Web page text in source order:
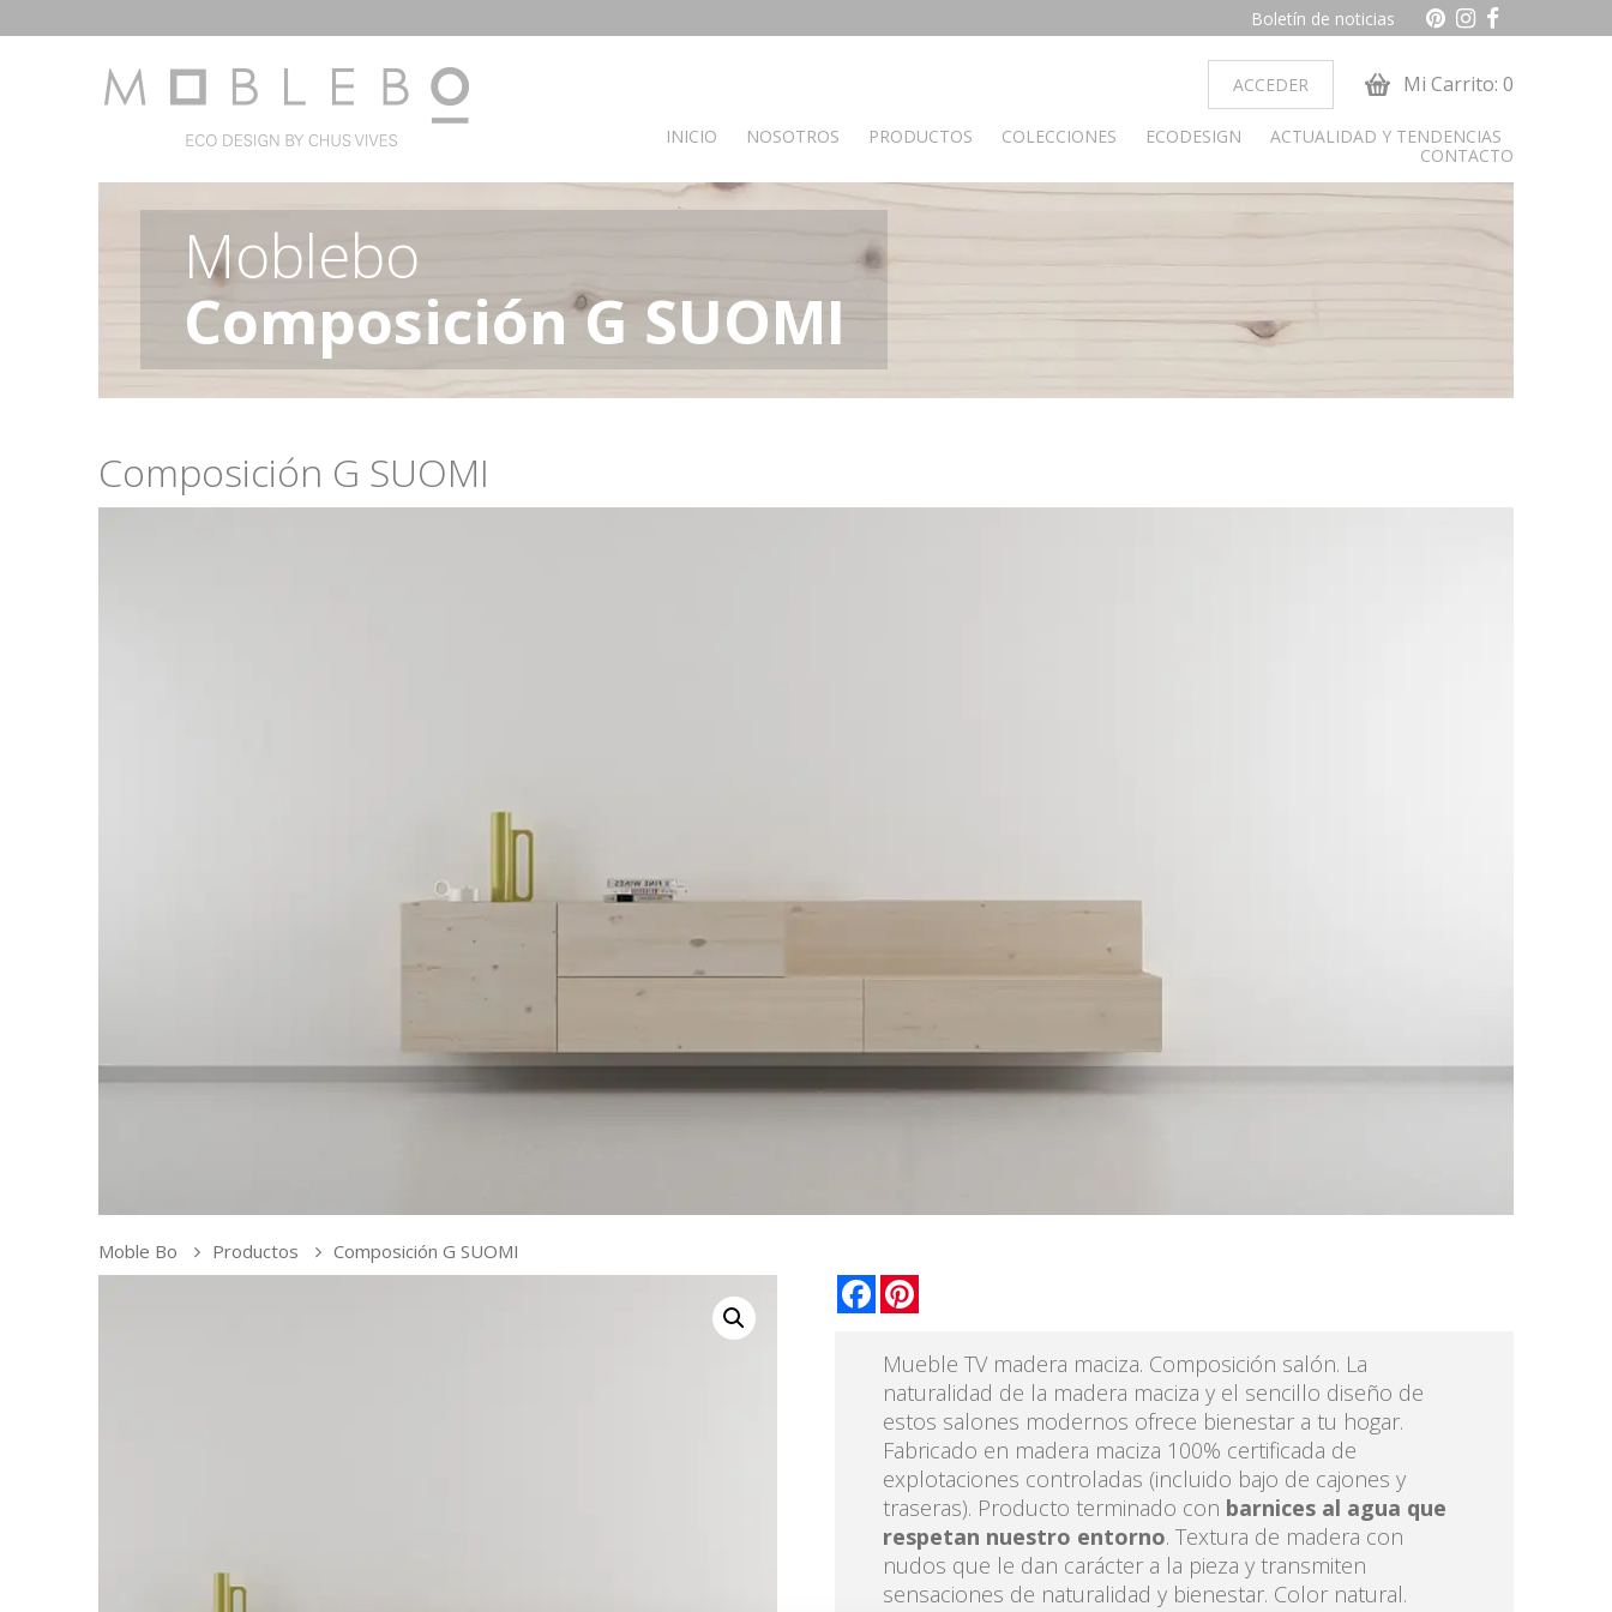
Boletín de noticias
ACCEDER Mi Carrito: 0
INICIO NOSOTROS PRODUCTOS COLECCIONES ECODESIGN
ACTUALIDAD Y TENDENCIAS
CONTACTO
PRODUCTOS POR AMBIENTES
Bancos
Espejos
Mesas auxiliares
Percheros
Recibidores
Baño
Muebles de Baño
Mobiliario cocina
Librerías
Muebles de dormitorio
Oficina y otros
Salon
Moblebo
Composición G SUOMI
Composición G SUOMI
Moble Bo Productos Composición G SUOMI
Facebook
Mueble TV madera maciza. Composición salón. La
naturalidad de la madera maciza y el sencillo diseño de
estos salones modernos ofrece bienestar a tu hogar.
Fabricado en madera maciza 100% certificada de
explotaciones controladas (incluido bajo de cajones y
traseras). Producto terminado con barnices al agua que
respetan nuestro entorno. Textura de madera con
nudos que le dan carácter a la pieza y transmiten
sensaciones de naturalidad y bienestar. Color natural.